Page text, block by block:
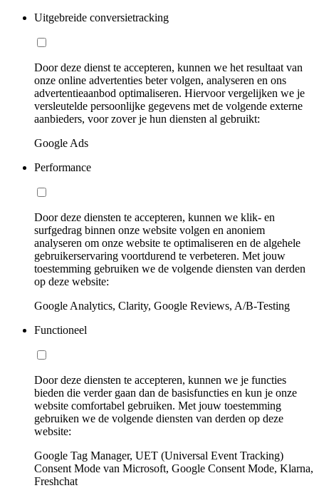
Uitgebreide conversietracking
Door deze dienst te accepteren, kunnen we het resultaat van
onze online advertenties beter volgen, analyseren en ons
advertentieaanbod optimaliseren. Hiervoor vergelijken we je
versleutelde persoonlijke gegevens met de volgende externe
aanbieders, voor zover je hun diensten al gebruikt:
Google Ads
Performance
Door deze diensten te accepteren, kunnen we klik- en
surfgedrag binnen onze website volgen en anoniem
analyseren om onze website te optimaliseren en de algehele
gebruikerservaring voortdurend te verbeteren. Met jouw
toestemming gebruiken we de volgende diensten van derden
op deze website:
Google Analytics, Clarity, Google Reviews, A/B-Testing
Functioneel
Door deze diensten te accepteren, kunnen we je functies
bieden die verder gaan dan de basisfuncties en kun je onze
website comfortabel gebruiken. Met jouw toestemming
gebruiken we de volgende diensten van derden op deze
website:
Google Tag Manager, UET (Universal Event Tracking)
Consent Mode van Microsoft, Google Consent Mode, Klarna,
Freshchat